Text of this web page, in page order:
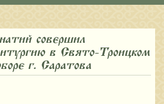
совершил
в Свято-Троицком
г. Саратова